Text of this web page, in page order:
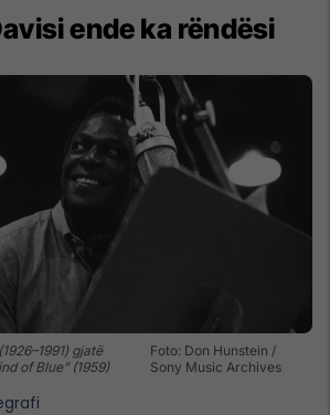
ende ka rëndësi
gjatë
of Blue” (1959)
Foto: Don Hunstein /
Sony Music Archives